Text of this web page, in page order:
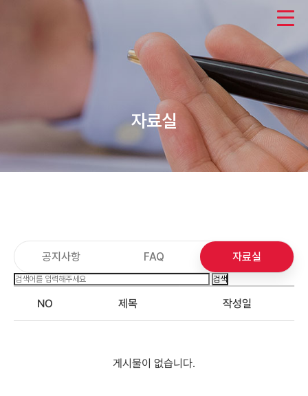
자료실
공지사항 FAQ 자료실
검색
NO 제목 작성일
게시물이 없습니다.